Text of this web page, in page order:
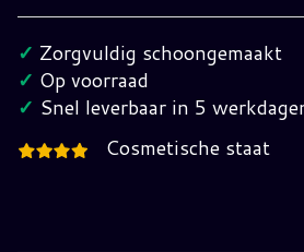
Night
Landing
G.I.
Joe
✓ Zorgvuldig schoongemaakt
✓ Op voorraad
✓ Snel leverbaar in 5
Cosmetische staat